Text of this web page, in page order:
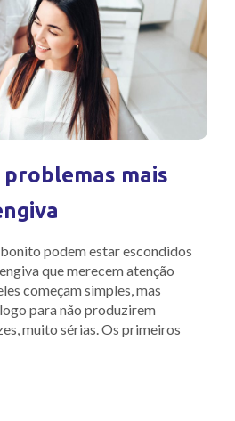
problemas mais
podem estar escondidos
que merecem atenção
começam simples, mas
para não produzirem
muito sérias. Os primeiros